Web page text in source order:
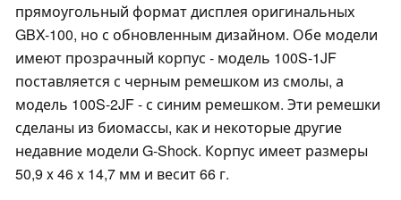
прямоугольный формат дисплея оригинальных
GBX-100, но с обновленным дизайном. Обе модели
имеют прозрачный корпус - модель 100S-1JF
поставляется с черным ремешком из смолы, а
модель 100S-2JF - с синим ремешком. Эти ремешки
сделаны из биомассы, как и некоторые другие
недавние модели G-Shock. Корпус имеет размеры
50,9 x 46 x 14,7 мм и весит 66 г.